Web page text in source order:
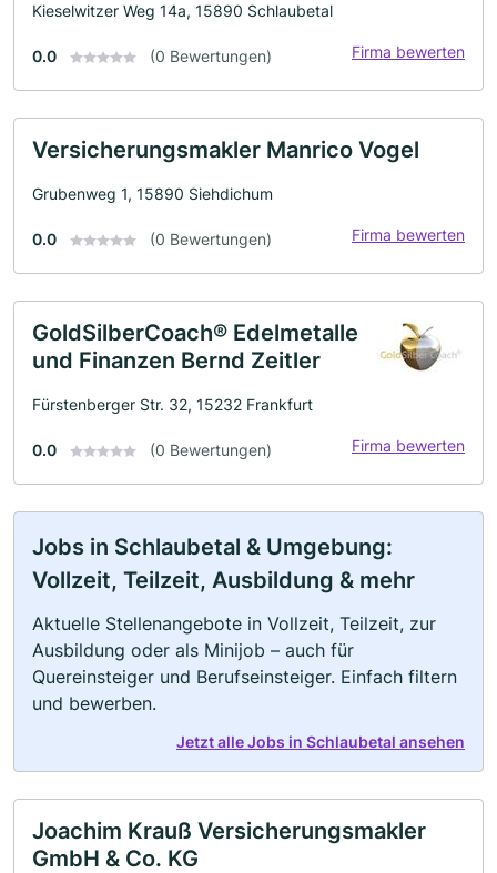
Kieselwitzer Weg 14a, 15890 Schlaubetal
0.0 (0 Bewertungen) Firma bewerten
Versicherungsmakler Manrico Vogel
Grubenweg 1, 15890 Siehdichum
0.0 (0 Bewertungen) Firma bewerten
GoldSilberCoach® Edelmetalle
und Finanzen Bernd Zeitler
Fürstenberger Str. 32, 15232 Frankfurt
0.0 (0 Bewertungen) Firma bewerten
Jobs in Schlaubetal & Umgebung:
Vollzeit, Teilzeit, Ausbildung & mehr
Aktuelle Stellenangebote in Vollzeit, Teilzeit, zur
Ausbildung oder als Minijob – auch für
Quereinsteiger und Berufseinsteiger. Einfach filtern
und bewerben.
Jetzt alle Jobs in Schlaubetal ansehen
Joachim Krauß Versicherungsmakler
GmbH & Co. KG